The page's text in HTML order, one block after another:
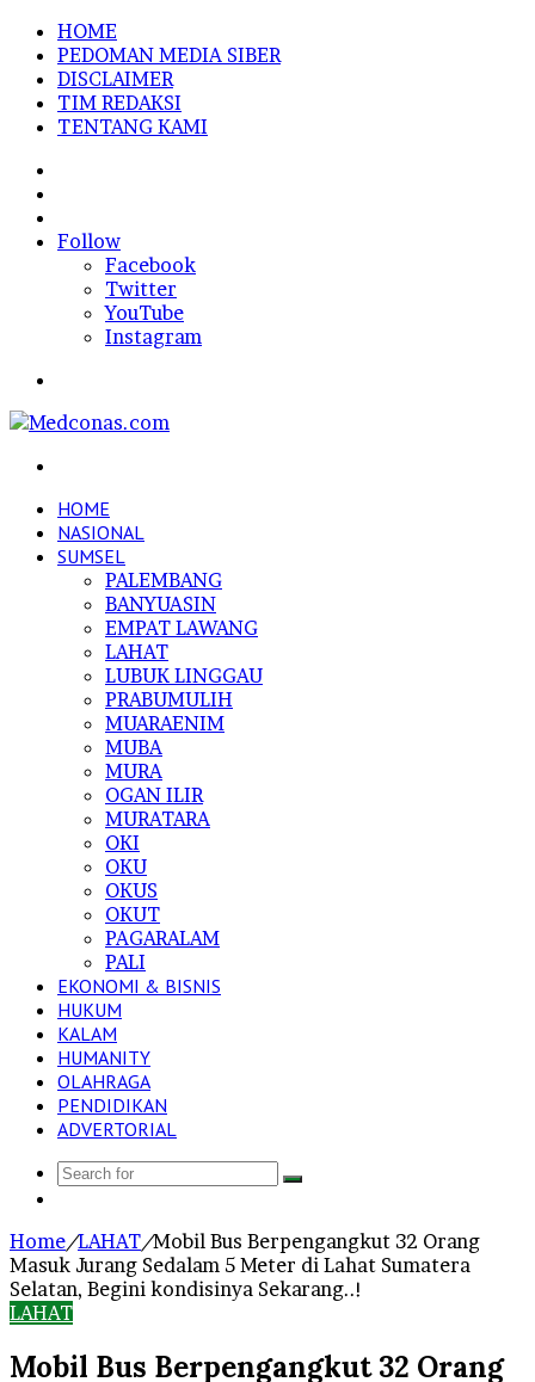
HOME
PEDOMAN MEDIA SIBER
DISCLAIMER
TIM REDAKSI
TENTANG KAMI
In
Follow
Facebook
Twitter
YouTube
Instagram
HOME
NASIONAL
SUMSEL
PALEMBANG
BANYUASIN
EMPAT LAWANG
LAHAT
LUBUK LINGGAU
PRABUMULIH
MUARAENIM
MUBA
MURA
OGAN ILIR
MURATARA
OKI
OKU
OKUS
OKUT
PAGARALAM
PALI
EKONOMI & BISNIS
HUKUM
KALAM
HUMANITY
OLAHRAGA
PENDIDIKAN
ADVERTORIAL
Search
Home/LAHAT/Mobil Bus Berpengangkut 32 Orang
Masuk Jurang Sedalam 5 Meter di Lahat Sumatera
Selatan, Begini kondisinya Sekarang..!
LAHAT
Mobil Bus Berpengangkut 32 Orang